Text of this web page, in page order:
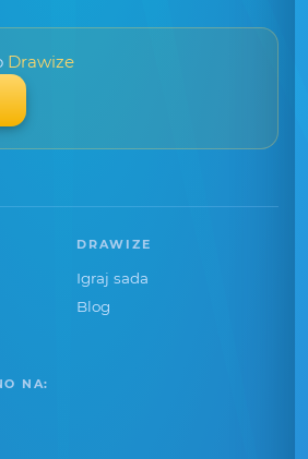
Drawize
DRAWIZE
Igraj sada
Blog
NA: